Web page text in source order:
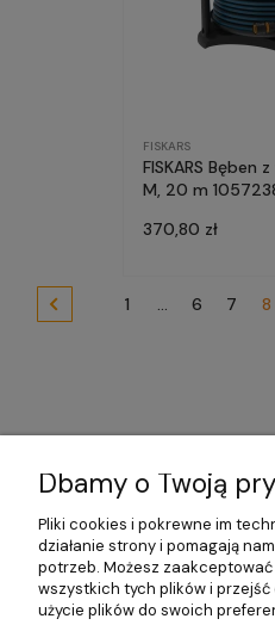
FISKARS
FISKARS Bęben
M, 20 m
370,80 zł
1 ... 6 7 8
Dbamy o Twoją
Pliki cookies i pokrewne im
działanie strony i pomagają
potrzeb. Możesz
wszystkich tych plików i
użycie plików do swoich